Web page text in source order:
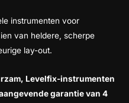
instrumenten voor
van heldere, scherpe
lay-out.
Levelfix-instrumenten
garantie van 4